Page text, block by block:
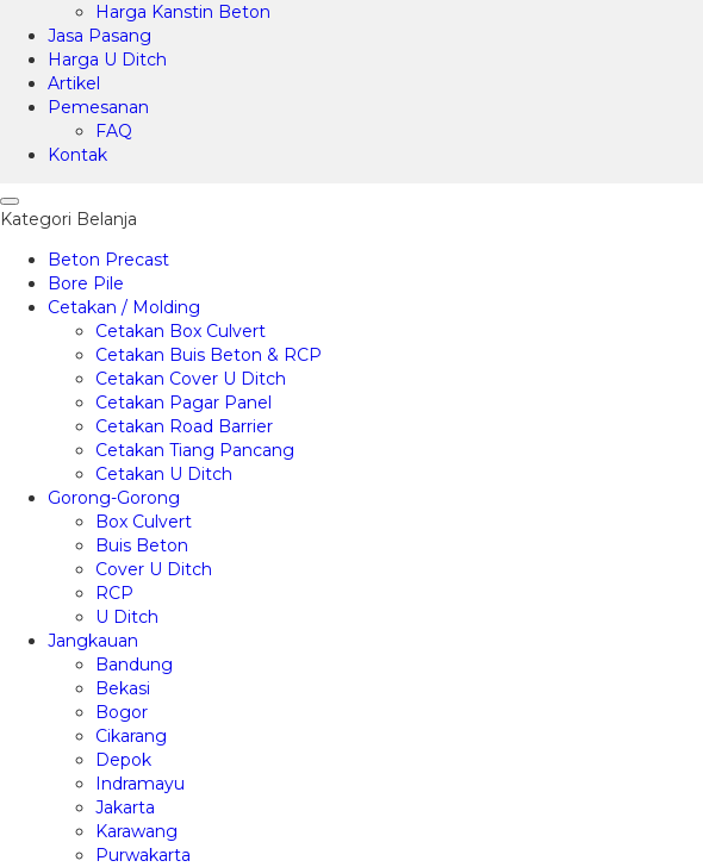
Harga Kanstin Beton
Jasa Pasang
Harga U Ditch
Artikel
Pemesanan
FAQ
Kontak
Kategori Belanja
Beton Precast
Bore Pile
Cetakan / Molding
Cetakan Box Culvert
Cetakan Buis Beton & RCP
Cetakan Cover U Ditch
Cetakan Pagar Panel
Cetakan Road Barrier
Cetakan Tiang Pancang
Cetakan U Ditch
Gorong-Gorong
Box Culvert
Buis Beton
Cover U Ditch
RCP
U Ditch
Jangkauan
Bandung
Bekasi
Bogor
Cikarang
Depok
Indramayu
Jakarta
Karawang
Purwakarta